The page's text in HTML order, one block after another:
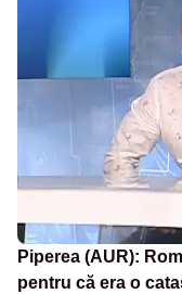
Piperea (AUR):
pentru că era o